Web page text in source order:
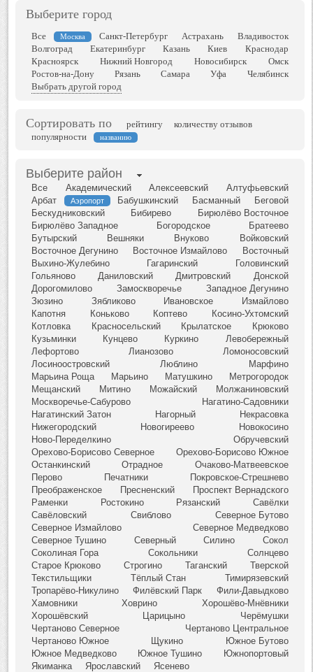
Выберите город
Все Москва Санкт-Петербург Астрахань
Владивосток
Волгоград
Екатеринбург Казань Киев
Краснодар
Красноярск
Нижний Новгород Новосибирск
Омск
Ростов-на-Дону
Рязань Самара Уфа
Челябинск
Выбрать другой город
Сортировать по рейтингу
количеству отзывов
популярности
названию
Выберите район
Все Академический Алексеевский
Алтуфьевский
Арбат
Аэропорт Бабушкинский Басманный
Беговой
Бескудниковский
Бибирево
Бирюлёво Восточное
Бирюлёво Западное
Богородское
Братеево
Бутырский
Вешняки Внуково
Войковский
Восточное Дегунино
Восточное Измайлово
Восточный
Выхино-Жулебино
Гагаринский
Головинский
Гольяново
Даниловский Дмитровский
Донской
Дорогомилово
Замоскворечье
Западное Дегунино
Зюзино
Зябликово Ивановское
Измайлово
Капотня
Коньково Коптево
Косино-Ухтомский
Котловка
Красносельский Крылатское
Крюково
Кузьминки
Кунцево Куркино
Левобережный
Лефортово
Лианозово
Ломоносовский
Лосиноостровский
Люблино
Марфино
Марьина Роща
Марьино Матушкино
Метрогородок
Мещанский
Митино Можайский
Молжаниновский
Москворечье-Сабурово
Нагатино-Садовники
Нагатинский Затон
Нагорный
Некрасовка
Нижегородский
Новогиреево
Новокосино
Ново-Переделкино
Обручевский
Орехово-Борисово Северное
Орехово-Борисово Южное
Останкинский
Отрадное
Очаково-Матвеевское
Перово
Печатники
Покровское-Стрешнево
Преображенское
Пресненский
Проспект Вернадского
Раменки
Ростокино Рязанский
Савёлки
Савёловский
Свиблово
Северное Бутово
Северное Измайлово
Северное Медведково
Северное Тушино
Северный Силино
Сокол
Соколиная Гора
Сокольники
Солнцево
Старое Крюково
Строгино Таганский
Тверской
Текстильщики
Тёплый Стан
Тимирязевский
Тропарёво-Никулино
Филёвский Парк
Фили-Давыдково
Хамовники
Ховрино
Хорошёво-Мнёвники
Хорошёвский
Царицыно
Черёмушки
Чертаново Северное
Чертаново Центральное
Чертаново Южное
Щукино
Южное Бутово
Южное Медведково
Южное Тушино
Южнопортовый
Якиманка
Ярославский Ясенево